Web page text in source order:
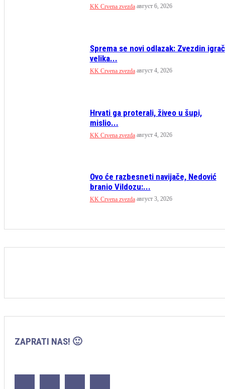
KK Crvena zvezda август 6, 2026
Sprema se novi odlazak: Zvezdin igrač
velika...
KK Crvena zvezda август 4, 2026
Hrvati ga proterali, živeo u šupi,
mislio...
KK Crvena zvezda август 4, 2026
Ovo će razbesneti navijače, Nedović
branio Vildozu:...
KK Crvena zvezda август 3, 2026
ZAPRATI NAS! 🙂